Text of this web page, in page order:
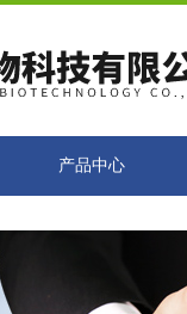
产品中心